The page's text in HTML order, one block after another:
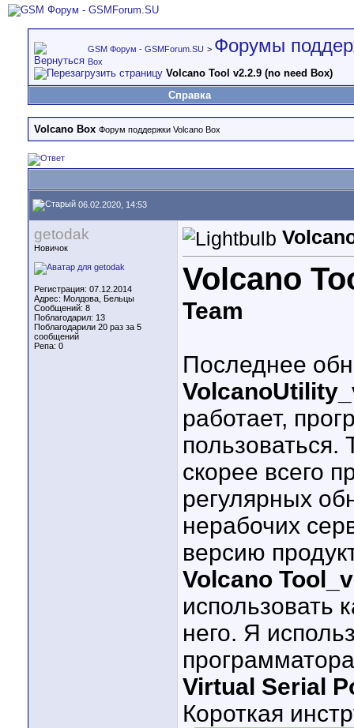
GSM Форум - GSMForum.SU > Форумы
Box
Volcano Tool v2.2.9 (no need Box)
Справка
Volcano Box Форум поддержки Volcano Box
06.02.2020, 14:53
getodak
Новичок
Регистрация: 07.12.2014
Адрес: Молдова, Бельцы
Сообщений: 8
Поблагодарил: 13
Поблагодарили 20 раз за 5
сообщений
Репа: 0
Volcano
Team
Последнее
работает,
пользоваться.
скорее всего
регулярных
нерабочих
версию
Volcano
использовать
него. Я
Virtual Serial
Короткая